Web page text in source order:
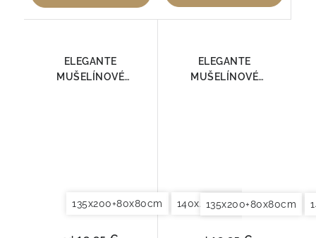
ELEGANTE
MUŠELÍNOVÉ
135x200+80x80cm 140x200+70x90cm
ELEGANTE
MUŠELÍNOVÉ
135x200+80x80cm